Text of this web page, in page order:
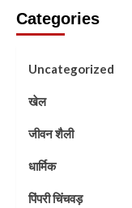
Categories
Uncategorized
खेल
जीवन शैली
धार्मिक
पिंपरी चिंचवड़